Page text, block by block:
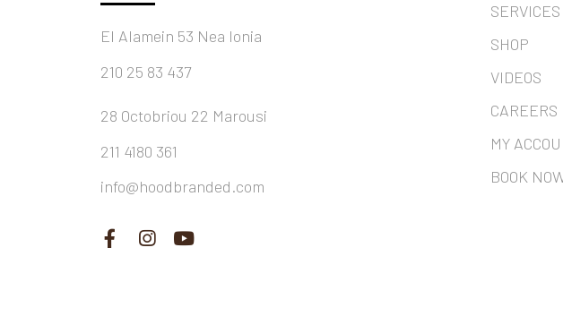
El Alamein 53 Nea Ionia
210 25 83 437
28 Octobriou 22 Marousi
211 4180 361
info@hoodbranded.com
SERVICES
SHOP
VIDEOS
CAREERS
MY
BOOK